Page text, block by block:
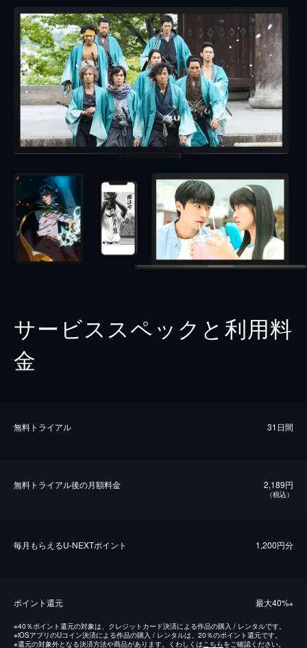
サービススペックと利用料
金
無料トライアル 31日間
無料トライアル後の⽉額料金 2,189円
（税込）
毎⽉もらえるU-NEXTポイント 1,200円分
ポイント還元 最⼤40%※
※40％ポイント還元の対象は、クレジットカード決済による作品の購入 / レンタルです。
※iOSアプリのUコイン決済による作品の購入 / レンタルは、20％のポイント還元です。
※還元の対象外となる決済方法や商品があります。くわしくはこちらをご確認ください。